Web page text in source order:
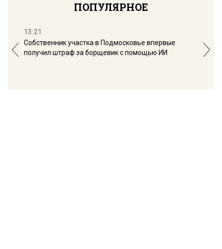
ПОПУЛЯРНОЕ
13:21
Собственник участка в Подмосковье впервые
получил штраф за борщевик с помощью ИИ